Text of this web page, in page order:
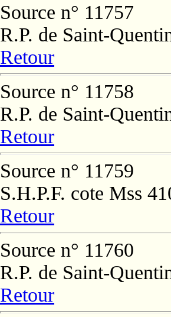
Source n° 11757
R.P. de Saint-
Retour
Source n° 11758
R.P. de Saint-
Retour
Source n° 11759
S.H.P.F. cote Mss
Retour
Source n° 11760
R.P. de Saint-
Retour